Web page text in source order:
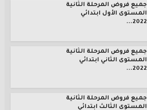
جميع فروض المرحلة الثانية
المستوى الأول ابتدائي
2022...
جميع فروض المرحلة الثانية
المستوى الثاني ابتدائي
2022...
جميع فروض المرحلة الثانية
المستوى الثالث ابتدائي